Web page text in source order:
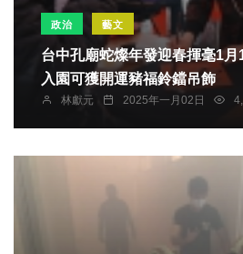
政治 藝文
台中孔廟蛇燦年發迎春揮毫1月11日
入園可獲開運豬福鈴鐺吊飾
林獻元 2025年一月02日